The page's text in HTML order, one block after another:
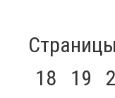
18
19